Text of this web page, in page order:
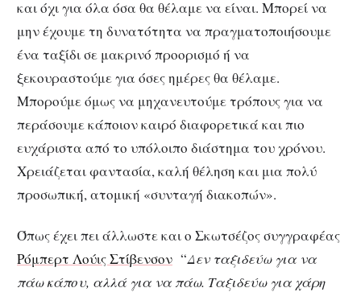
και όχι για όλα όσα θα θέλαμε να είναι. Μπορεί να
μην έχουμε τη δυνατότητα να πραγματοποιήσουμε
ένα ταξίδι σε μακρινό προορισμό ή να
ξεκουραστούμε για όσες ημέρες θα θέλαμε.
Μπορούμε όμως να μηχανευτούμε τρόπους για να
περάσουμε κάποιον καιρό διαφορετικά και πιο
ευχάριστα από το υπόλοιπο διάστημα του χρόνου.
Χρειάζεται φαντασία, καλή θέληση και μια πολύ
προσωπική, ατομική «συνταγή διακοπών».
Όπως έχει πει άλλωστε και ο Σκωτσέζος συγγραφέας
Ρόμπερτ Λούις Στίβενσον “Δεν ταξιδεύω για να
πάω κάπου, αλλά για να πάω. Ταξιδεύω για χάρη